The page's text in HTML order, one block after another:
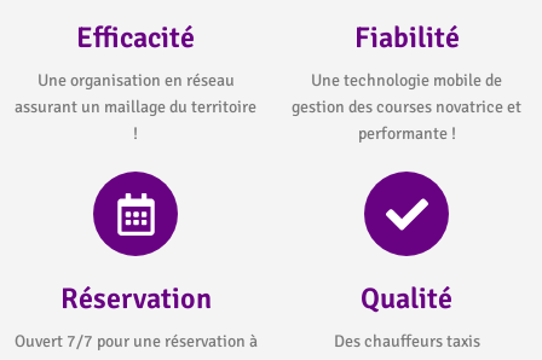
Efficacité
Une organisation en réseau
assurant un maillage du territoire
!
Fiabilité
Une technologie mobile de
gestion des courses novatrice et
performante !
Réservation
Ouvert 7/7 pour une réservation à
Qualité
Des chauffeurs taxis